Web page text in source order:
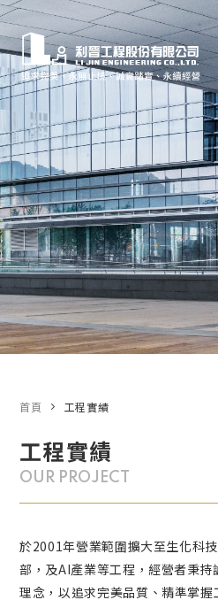
工程實績
OUR PROJECT
於2001年營業範圍擴大至生化科
部，及AI產業等工程，經營者秉
理念，以追求完美品質、精準掌
首頁 工程實績